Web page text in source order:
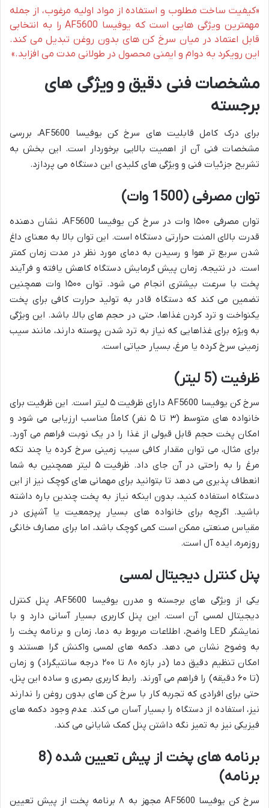
«کیفیت ساخت مطلوب و استفاده از مواد اولیه مرغوب، از جمله
مهمترین ویژگی هایی است که یوفیسا AF5600 را به انتخابی
قابل اعتماد در میان سرخ کن های بدون روغن تبدیل می کند.
این رویکرد به دوام و ایمنی محصول در طولانی مدت می افزاید.»
مشخصات فنی دقیق و ویژگی های
برجسته
برای درک کامل قابلیت های سرخ کن یوفیسا AF5600، بررسی
مشخصات فنی آن از اهمیت بالایی برخوردار است. این بخش به
تشریح جزئیات فنی و ویژگی های کلیدی این دستگاه می پردازد.
توان مصرفی (1500 وات)
توان مصرفی ۱۵۰۰ وات در سرخ کن یوفیسا AF5600، نشان دهنده
قدرت بالای المنت حرارتی دستگاه است. این توان بالا به معنای داغ
شدن سریع تر هوا و رسیدن به دمای مورد نظر در مدت زمان کمتر
است. در نتیجه، زمان پیش گرمایش دستگاه کاهش یافته و فرآیند
پخت با سرعت بیشتری انجام می شود. توان ۱۵۰۰ وات همچنین
تضمین می کند که دستگاه قادر به تولید حرارت کافی برای پخت
یکنواخت و ترد کردن غذاها، حتی در حجم های بالا، باشد. این ویژگی
به ویژه برای غذاهایی که نیاز به ترد شدن پوسته دارند، مانند سیب
زمینی سرخ کرده یا مرغ، بسیار حیاتی است.
ظرفیت (5 لیتر)
سرخ کن یوفیسا AF5600 دارای ظرفیت ۵ لیتر است. این ظرفیت برای
خانواده های متوسط (۳ تا ۵ نفر) کاملاً مناسب ارزیابی می شود و
امکان پخت حجم قابل قبولی از غذا را در یک نوبت فراهم می آورد.
برای مثال، می توان مقدار کافی سیب زمینی سرخ کرده یا چند تکه
مرغ را به راحتی در آن جای داد. ظرفیت ۵ لیتر همچنین به شما
انعطاف پذیری می دهد تا بتوانید برای مهمانی های کوچک نیز از این
دستگاه استفاده کنید، بدون اینکه نیاز به پخت چندین باره داشته
باشید. اگرچه برای خانواده های بسیار پرجمعیت یا آشپزی در
مقیاس صنعتی ممکن است کمی کوچک باشد، اما برای مصارف خانگی
روزمره، ایده آل است.
پنل کنترل دیجیتال لمسی
یکی از ویژگی های برجسته و مدرن یوفیسا AF5600، پنل کنترل
دیجیتال لمسی آن است. این پنل کاربری بسیار آسانی دارد و با
نمایشگر LED واضح، اطلاعات مربوط به دما، زمان و برنامه پخت را
به وضوح نشان می دهد. دکمه های لمسی واکنش گرا هستند و
امکان تنظیم دقیق دما (در بازه ۸۰ تا ۲۰۰ درجه سانتیگراد) و زمان
(تا ۶۰ دقیقه) را فراهم می آورند. رابط کاربری بصری و ساده این پنل،
حتی برای افرادی که تجربه کار با سرخ کن های بدون روغن را ندارند
نیز، استفاده از دستگاه را بسیار آسان می کند. عدم وجود دکمه های
فیزیکی نیز به تمیز نگه داشتن پنل کمک شایانی می کند.
برنامه های پخت از پیش تعیین شده (8
برنامه)
سرخ کن یوفیسا AF5600 مجهز به ۸ برنامه پخت از پیش تعیین